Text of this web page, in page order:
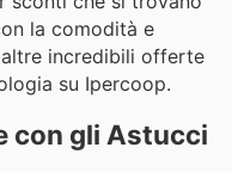
la comodità e
incredibili offerte
su Ipercoop.
con gli Astucci